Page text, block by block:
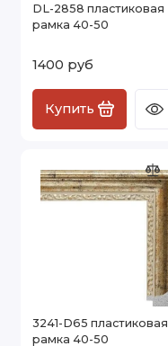
DL-2858 пластиковая
рамка 40-50
1400 руб
Купить
3241-D65 пластиковая
рамка 40-50